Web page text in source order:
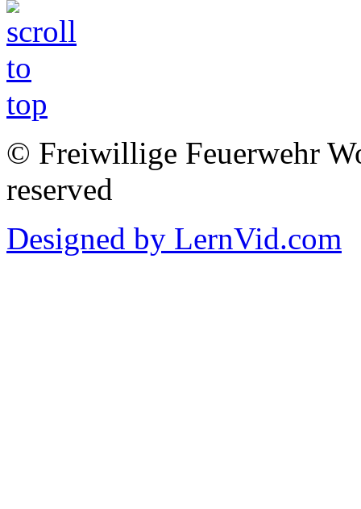
© Freiwillige Feuerwehr
reserved
Designed by LernVid.com